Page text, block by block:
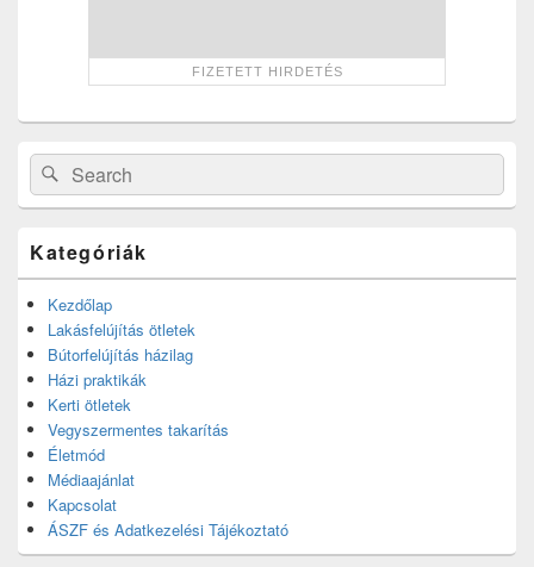
Search
for:
Search
Kategóriák
Kezdőlap
Lakásfelújítás ötletek
Bútorfelújítás házilag
Házi praktikák
Kerti ötletek
Vegyszermentes takarítás
Életmód
Médiaajánlat
Kapcsolat
ÁSZF és Adatkezelési Tájékoztató